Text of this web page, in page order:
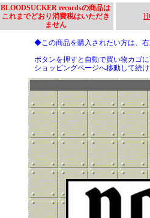
BLOODSUCKER recordsの商品は
これまでどおり消費税はいただき
ません
◆この商品を購入されたい方は、
ボタンを押すと自動で買い物カゴ
ショッピングページへ移動して続